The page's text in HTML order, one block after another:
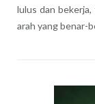
lulus dan
arah yang benar-